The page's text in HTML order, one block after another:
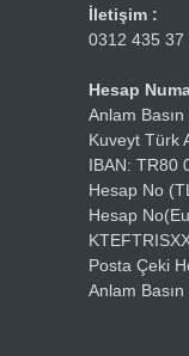
İletişim :
0312 435 37
Hesap
Anlam Basın
Kuveyt Türk
IBAN: TR80
Hesap No
Hesap
Posta Çeki
Anlam